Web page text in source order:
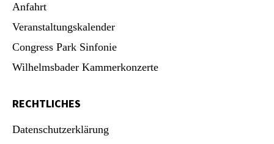
Anfahrt
Veranstaltungskalender
Congress Park Sinfonie
Wilhelmsbader Kammerkonzerte
RECHTLICHES
Datenschutzerklärung